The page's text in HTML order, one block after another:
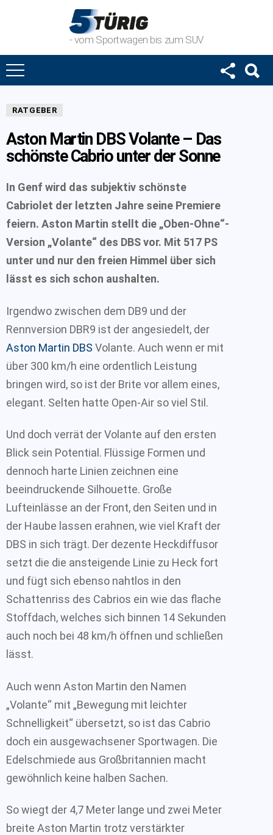
- vom Sportwagen bis zum SUV
RATGEBER
Aston Martin DBS Volante – Das
schönste Cabrio unter der Sonne
In Genf wird das subjektiv schönste
Cabriolet der letzten Jahre seine Premiere
feiern. Aston Martin stellt die „Oben-Ohne“-
Version „Volante“ des DBS vor. Mit 517 PS
unter und nur den freien Himmel über sich
lässt es sich schon aushalten.
Irgendwo zwischen dem DB9 und der
Rennversion DBR9 ist der angesiedelt, der
Aston Martin DBS Volante. Auch wenn er mit
über 300 km/h eine ordentlich Leistung
bringen wird, so ist der Brite vor allem eines,
elegant. Selten hatte Open-Air so viel Stil.
Und doch verrät der Volante auf den ersten
Blick sein Potential. Flüssige Formen und
dennoch harte Linien zeichnen eine
beeindruckende Silhouette. Große
Lufteinlässe an der Front, den Seiten und in
der Haube lassen erahnen, wie viel Kraft der
DBS in sich trägt. Der dezente Heckdiffusor
setzt die die ansteigende Linie zu Heck fort
und fügt sich ebenso nahtlos in den
Schattenriss des Cabrios ein wie das flache
Stoffdach, welches sich binnen 14 Sekunden
auch noch bei 48 km/h öffnen und schließen
lässt.
Auch wenn Aston Martin den Namen
„Volante“ mit „Bewegung mit leichter
Schnelligkeit“ übersetzt, so ist das Cabrio
doch ein ausgewachsener Sportwagen. Die
Edelschmiede aus Großbritannien macht
gewöhnlich keine halben Sachen.
So wiegt der 4,7 Meter lange und zwei Meter
breite Aston Martin trotz verstärkter